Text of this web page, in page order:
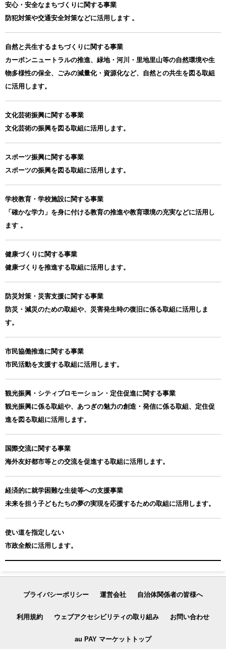
安心・安全なまちづくりに関する事業
防犯対策や交通安全対策などに活用します 。
自然と共生するまちづくりに関する事業
カーボンニュートラルの推進、緑地・河川・里地里山等の自然環境や生
物多様性の保全、ごみの減量化・資源化など、自然との共生を図る取組
に活用します。
文化芸術振興に関する事業
文化芸術の振興を図る取組に活用します。
スポーツ振興に関する事業
スポーツの振興を図る取組に活用します。
学校教育・学校施設に関する事業
「確かな学力」を身に付ける教育の推進や教育環境の充実などに活用し
ます 。
健康づくりに関する事業
健康づくりを推進する取組に活用します。
防災対策・災害支援に関する事業
防災・減災のための取組や、災害発生時の復旧に係る取組に活用しま
す。
市民協働推進に関する事業
市民活動を支援する取組に活用します。
観光振興・シティプロモーション・定住促進に関する事業
観光振興に係る取組や、あつぎの魅力の創造・発信に係る取組、定住促
進を図る取組に活用します。
国際交流に関する事業
海外友好都市等との交流を促進する取組に活用します。
経済的に就学困難な生徒等への支援事業
未来を担う子どもたちの夢の実現を応援するための取組に活用します。
使い道を指定しない
市政全般に活用します。
プライバシーポリシー 運営会社 自治体関係者の皆様へ
利用規約 ウェブアクセシビリティの取り組み お問い合わせ
au PAY マーケットトップ